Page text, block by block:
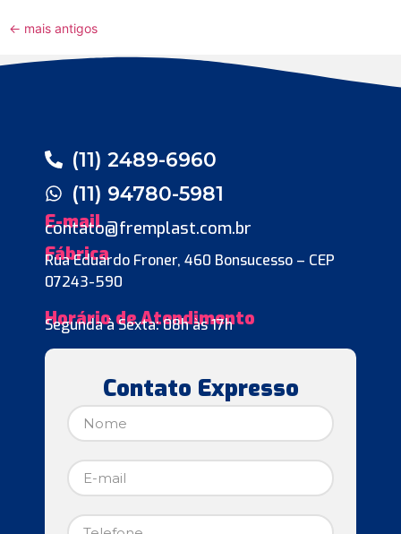
← mais antigos
(11) 2489-6960
(11) 94780-5981
E-mail
contato@fremplast.com.br
Fábrica
Rua Eduardo Froner, 460 Bonsucesso – CEP
07243-590
Horário de Atendimento
Segunda à Sexta: 08h às 17h
Contato Expresso